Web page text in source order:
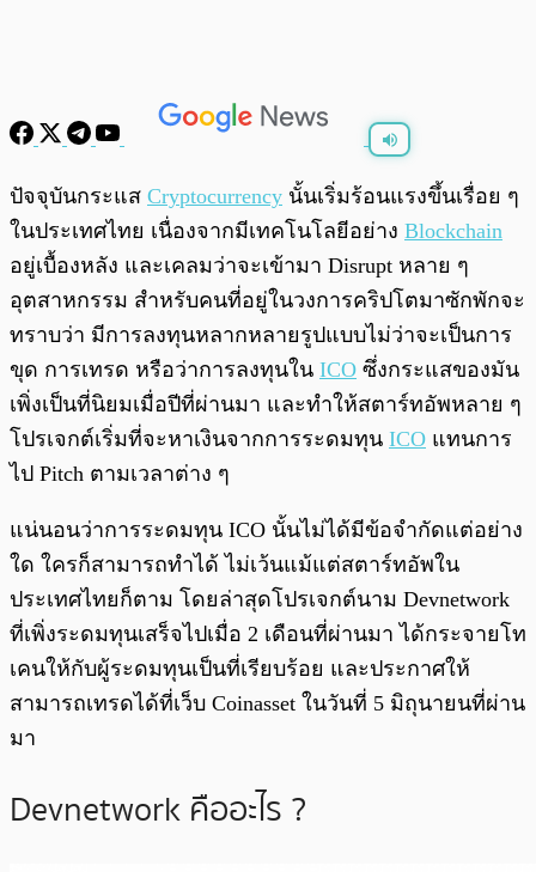
0:00/ 0:00
ปัจจุบันกระแส Cryptocurrency นั้นเริ่มร้อนแรงขึ้นเรื่อย ๆ
ในประเทศไทย เนื่องจากมีเทคโนโลยีอย่าง Blockchain
อยู่เบื้องหลัง และเคลมว่าจะเข้ามา Disrupt หลาย ๆ
อุตสาหกรรม สำหรับคนที่อยู่ในวงการคริปโตมาซักพักจะ
ทราบว่า มีการลงทุนหลากหลายรูปแบบไม่ว่าจะเป็นการ
ขุด การเทรด หรือว่าการลงทุนใน ICO ซึ่งกระแสของมัน
เพิ่งเป็นที่นิยมเมื่อปีที่ผ่านมา และทำให้สตาร์ทอัพหลาย ๆ
โปรเจกต์เริ่มที่จะหาเงินจากการระดมทุน ICO แทนการ
ไป Pitch ตามเวลาต่าง ๆ
แน่นอนว่าการระดมทุน ICO นั้นไม่ได้มีข้อจำกัดแต่อย่าง
ใด ใครก็สามารถทำได้ ไม่เว้นแม้แต่สตาร์ทอัพใน
ประเทศไทยก็ตาม โดยล่าสุดโปรเจกต์นาม Devnetwork
ที่เพิ่งระดมทุนเสร็จไปเมื่อ 2 เดือนที่ผ่านมา ได้กระจายโท
เคนให้กับผู้ระดมทุนเป็นที่เรียบร้อย และประกาศให้
สามารถเทรดได้ที่เว็บ Coinasset ในวันที่ 5 มิถุนายนที่ผ่าน
มา
Devnetwork คืออะไร ?